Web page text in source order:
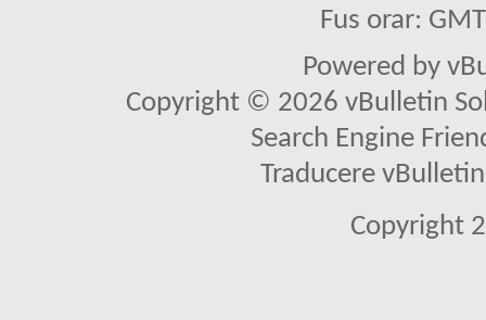
Fus orar:
Powered by
Copyright © 2026 vBulletin
Search Engine
Traducere
Copyright